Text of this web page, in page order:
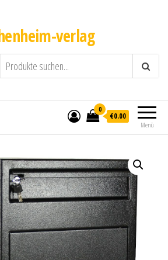
verlag
Menü
0
€0.00